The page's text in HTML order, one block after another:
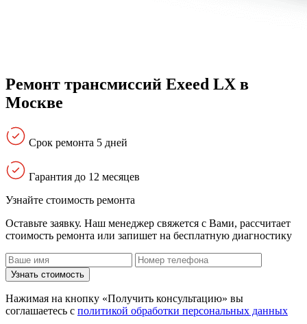
Ремонт трансмиссий Exeed LX в
Москве
Срок ремонта 5 дней
Гарантия до 12 месяцев
Узнайте стоимость ремонта
Оставьте заявку. Наш менеджер свяжется с Вами, расcчитает
стоимость ремонта или запишет на бесплатную диагностику
Узнать стоимость
Нажимая на кнопку «Получить консультацию» вы
соглашаетесь с политикой обработки персональных данных